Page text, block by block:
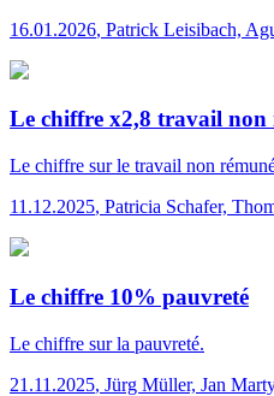
16.01.2026, Patrick Leisibach,
Le chiffre x2,8 travail non
Le chiffre sur le travail non
11.12.2025, Patricia Schafer,
Le chiffre 10% pauvreté
Le chiffre sur la pauvreté.
21.11.2025, Jürg Müller, Jan